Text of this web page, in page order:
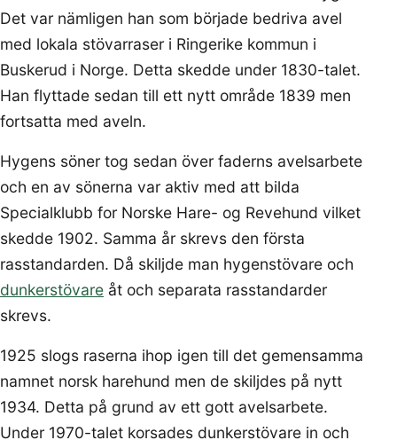
Det var nämligen han som började bedriva avel
med lokala stövarraser i Ringerike kommun i
Buskerud i Norge. Detta skedde under 1830-talet.
Han flyttade sedan till ett nytt område 1839 men
fortsatta med aveln.
Hygens söner tog sedan över faderns avelsarbete
och en av sönerna var aktiv med att bilda
Specialklubb for Norske Hare- og Revehund vilket
skedde 1902. Samma år skrevs den första
rasstandarden. Då skiljde man hygenstövare och
dunkerstövare åt och separata rasstandarder
skrevs.
1925 slogs raserna ihop igen till det gemensamma
namnet norsk harehund men de skiljdes på nytt
1934. Detta på grund av ett gott avelsarbete.
Under 1970-talet korsades dunkerstövare in och